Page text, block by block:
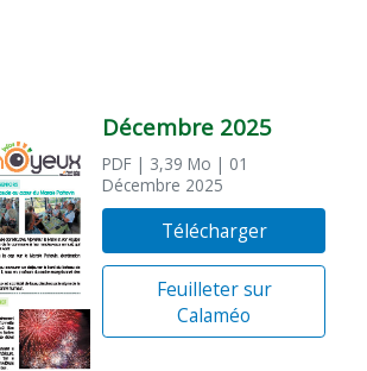
Décembre 2025
PDF | 3,39 Mo | 01
Décembre 2025
Télécharger
Feuilleter sur
Calaméo